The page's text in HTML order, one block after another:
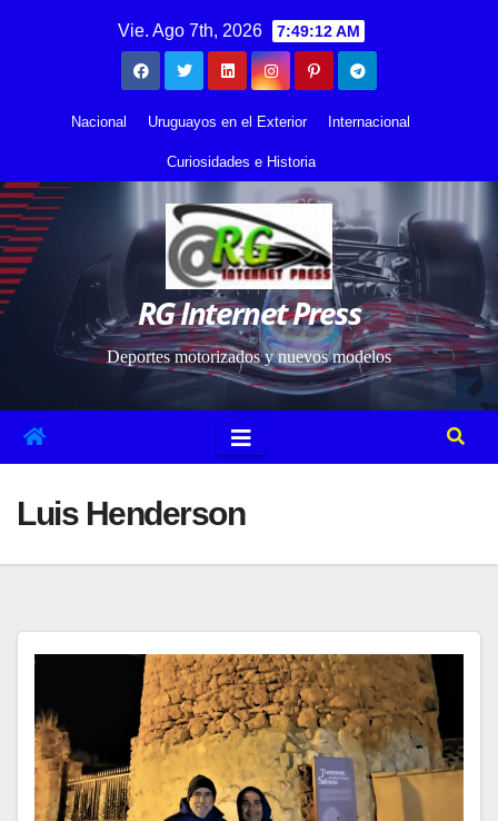
Vie. Ago 7th, 2026 7:49:12 AM
Nacional Uruguayos en el Exterior Internacional
Curiosidades e Historia
RG Internet Press
Deportes motorizados y nuevos modelos
Luis Henderson